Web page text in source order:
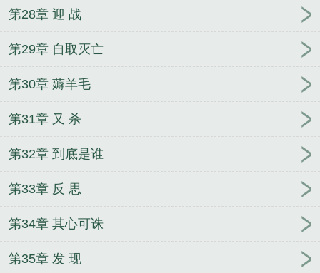
第28章 迎 战
第29章 自取灭亡
第30章 薅羊毛
第31章 又 杀
第32章 到底是谁
第33章 反 思
第34章 其心可诛
第35章 发 现